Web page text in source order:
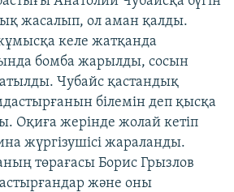
жасалып, ол аман қалды.
келе жатқанда
бомба жарылды, сосын
Чубайс қастандық
білемін деп қысқа
Оқиға жерінде жолай кетіп
жүргізушісі жараланды.
төрағасы Борис Грызлов
және оны